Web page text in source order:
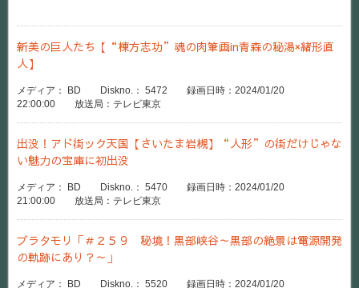
新美の巨人たち【“棟方志功”魂の肉筆画in青森の秘湯×緒形直
人】
メディア： BD Diskno.： 5472 録画日時：2024/01/20
22:00:00 放送局：テレビ東京
出没！アド街ック天国【さいたま岩槻】“人形”の街だけじゃな
い魅力の宝庫に初出没
メディア： BD Diskno.： 5470 録画日時：2024/01/20
21:00:00 放送局：テレビ東京
ブラタモリ「＃２５９ 秘境！黒部峡谷～黒部の絶景は電源開発
の軌跡にあり？～」
メディア： BD Diskno.： 5520 録画日時：2024/01/20